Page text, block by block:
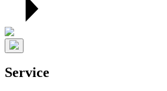
Service